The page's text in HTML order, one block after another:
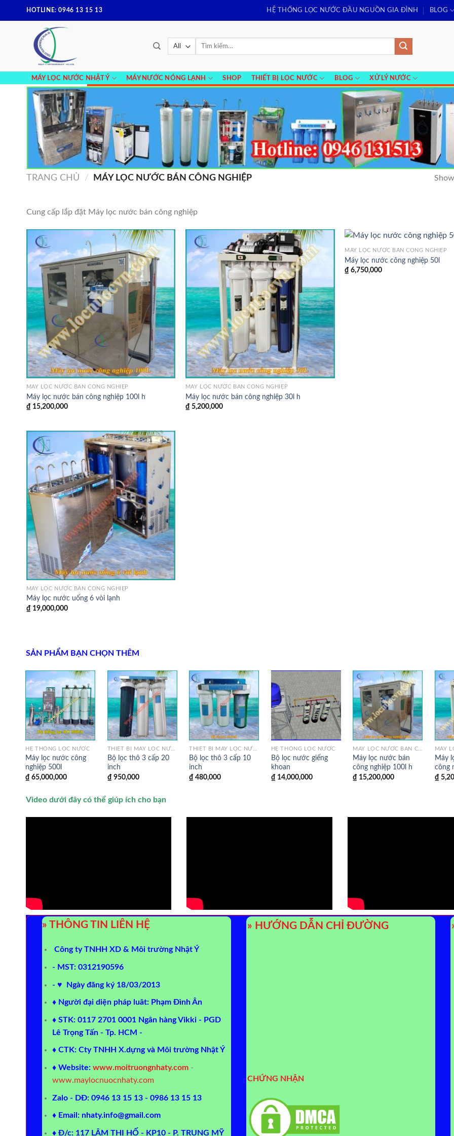
HOTLINE: 0946 13 15 13 HỆ THỐNG LỌC NƯỚC ĐẦU NGUỒN GIA ĐÌNH BLOG
Tìm
MÁY LỌC NƯỚC NHẬT Ý MÁY NƯỚC NÓNG LẠNH SHOP THIẾT BỊ LỌC NƯỚC BLOG XỬ LÝ NƯỚC
TRANG CHỦ / MÁY LỌC NƯỚC BÁN CÔNG NGHIỆP
Cung cấp lắp đặt Máy lọc nước bán công nghiệp
MÁY LỌC NƯỚC BÁN CÔNG NGHIỆP
Máy lọc nước bán công nghiệp 100l h
₫ 15,200,000
MÁY LỌC NƯỚC BÁN CÔNG NGHIỆP
Máy lọc nước bán công nghiệp 30l h
₫ 5,200,000
MÁY LỌC NƯỚC BÁN CÔNG NGHIỆP
Máy lọc nước công nghiệp 50l
₫ 6,750,000
MÁY LỌC NƯỚC BÁN CÔNG NGHIỆP
Máy lọc nước uống 6 vòi lạnh
₫ 19,000,000
SẢN PHẨM BẠN CHỌN THÊM
HỆ THỐNG LỌC NƯỚC
Máy lọc nước công
nghiệp 500l
₫ 65,000,000
THIẾT BỊ MÁY LỌC NƯỚC
Bộ lọc thô 3 cấp 20
inch
₫ 950,000
THIẾT BỊ MÁY LỌC NƯỚC
Bộ lọc thô 3 cấp 10
inch
₫ 480,000
HỆ THỐNG LỌC NƯỚC
Bộ lọc nước giếng
khoan
₫ 14,000,000
MÁY LỌC NƯỚC BÁN CÔNG NGHIỆP
Máy lọc nước bán
công nghiệp 100l h
₫ 15,200,000
Máy
công
₫
Video dưới đây có thể giúp ích cho bạn
» THÔNG TIN LIÊN HỆ
Công ty TNHH XD & Môi trường Nhật Ý
- MST: 0312190596
- ♥ Ngày đăng ký 18/03/2013
♦ Người đại diện pháp luât: Phạm Đình Ân
♦ STK: 0117 2701 0001 Ngân hàng Vikki - PGD
Lê Trọng Tấn - Tp. HCM -
♦ CTK: Cty TNHH X.dựng và Môi trường Nhật Ý
♦ Website:www.moitruongnhaty.com -
www.maylocnuocnhaty.com
Zalo - DĐ: 0946 13 15 13 - 0986 13 15 13
♦ Email: nhaty.info@gmail.com
♦ Đ/c: 117 LÂM THỊ HỐ - KP10 - P. TRUNG MỸ
» HƯỚNG DẪN CHỈ ĐƯỜNG
CHỨNG NHẬN